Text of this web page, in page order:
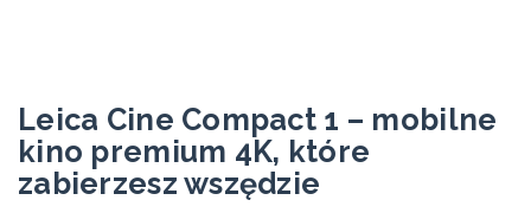
Leica Cine Compact 1 – mobilne
kino premium 4K, które
zabierzesz wszędzie